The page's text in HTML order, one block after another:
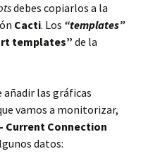
debes copiarlos a la
Cacti. Los “templates”
templates” de la
las gráficas
vamos a monitorizar,
Current Connection
datos: